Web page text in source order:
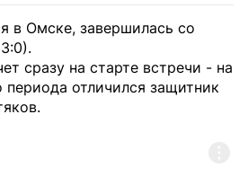
в Омске, завершилась со
сразу на старте встречи - на
отличился защитник